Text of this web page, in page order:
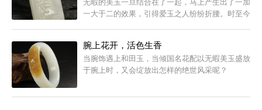
无暇的美玉一旦结合在了一起，马上产生出了一加
一大于二的效果，引得爱玉之人纷纷折腰。时至今
腕上花开，活色生香
当腕饰遇上和田玉，当倾国名花配以无暇美玉盛放
于腕上时，又会绽放出怎样的绝世风采呢？